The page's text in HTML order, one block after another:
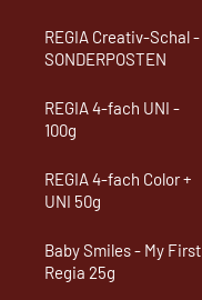
REGIA Creativ-Schal -
SONDERPOSTEN
REGIA 4-fach UNI -
100g
REGIA 4-fach Color +
UNI 50g
Baby Smiles - My First
Regia 25g